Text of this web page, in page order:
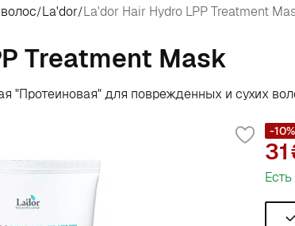
/La'dor/La'dor Hair Hydro LPP Treatment
Treatment Mask
"Протеиновая" для поврежденных и сухих
-10%
31